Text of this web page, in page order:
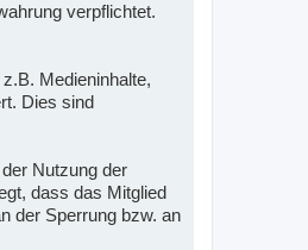
verpflichtet.
Medieninhalte,
Dies sind
Nutzung der
dass das Mitglied
der Sperrung bzw. an